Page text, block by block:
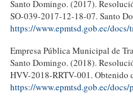
Santo Domingo. (2017).
SO-039-2017-12-18-07. Santo
https://www.epmtsd.gob.ec/
Empresa Pública Municipal de
Santo Domingo. (2018).
HVV-2018-RRTV-001. Obtenido
https://www.epmtsd.gob.ec/